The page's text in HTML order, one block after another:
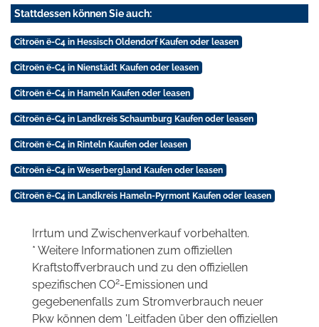
Stattdessen können Sie auch:
Citroën ë-C4 in Hessisch Oldendorf Kaufen oder leasen
Citroën ë-C4 in Nienstädt Kaufen oder leasen
Citroën ë-C4 in Hameln Kaufen oder leasen
Citroën ë-C4 in Landkreis Schaumburg Kaufen oder leasen
Citroën ë-C4 in Rinteln Kaufen oder leasen
Citroën ë-C4 in Weserbergland Kaufen oder leasen
Citroën ë-C4 in Landkreis Hameln-Pyrmont Kaufen oder leasen
Irrtum und Zwischenverkauf vorbehalten.
* Weitere Informationen zum offiziellen
Kraftstoffverbrauch und zu den offiziellen
spezifischen CO2-Emissionen und
gegebenenfalls zum Stromverbrauch neuer
Pkw können dem 'Leitfaden über den offiziellen